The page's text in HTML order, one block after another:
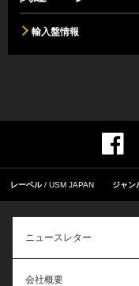
輸入盤情報
レーベル USM JAPAN ジャン
ニュースレター
会社概要